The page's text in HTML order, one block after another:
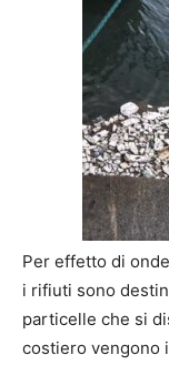
Per effetto di
i rifiuti sono
particelle che si
costiero vengono